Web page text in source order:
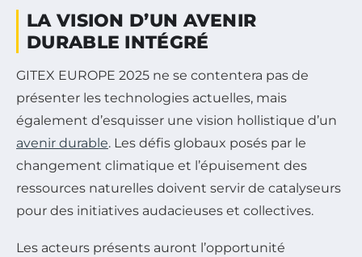
LA VISION D’UN AVENIR
DURABLE INTÉGRÉ
GITEX EUROPE 2025 ne se contentera pas de
présenter les technologies actuelles, mais
également d’esquisser une vision hollistique d’un
avenir durable. Les défis globaux posés par le
changement climatique et l’épuisement des
ressources naturelles doivent servir de catalyseurs
pour des initiatives audacieuses et collectives.
Les acteurs présents auront l’opportunité